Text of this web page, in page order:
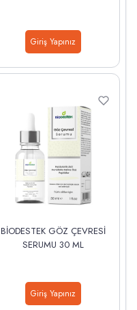
Giriş Yapınız
BİODESTEK GÖZ ÇEVRESİ
SERUMU 30 ML
Giriş Yapınız